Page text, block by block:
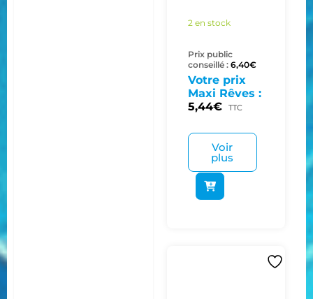
2 en stock
Prix public
conseillé : 6,40€
Votre prix
Maxi Rêves :
5,44€ TTC
Voir
plus